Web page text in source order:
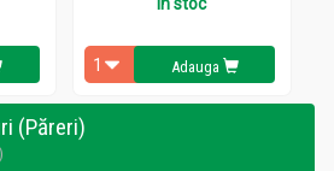
sau pentru cineva
în condiții de stres
și pentrupersoanele active.
sunt mai scăzute după
de glutamină ajută la atenuarea
atât alergarea la distanță medie,
In stoc
Adauga
(Păreri)